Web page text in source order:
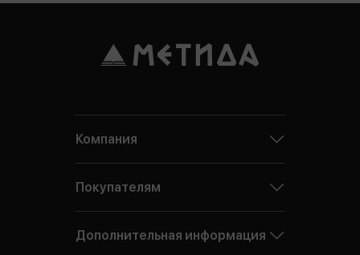
Компания
Покупателям
Дополнительная информация